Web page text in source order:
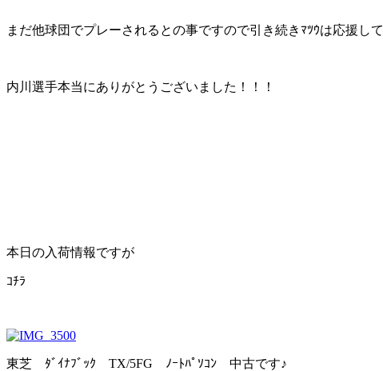
まだ他球団でプレーされるとの事ですので引き続きﾏﾂｳは応援し
内川選手本当にありがとうございました！！！
本日の入荷情報ですが
ｺﾁﾗ
東芝 ﾀﾞｲﾅﾌﾞｯｸ TX/5FG ﾉｰﾄﾊﾟｿｺﾝ 中古です♪